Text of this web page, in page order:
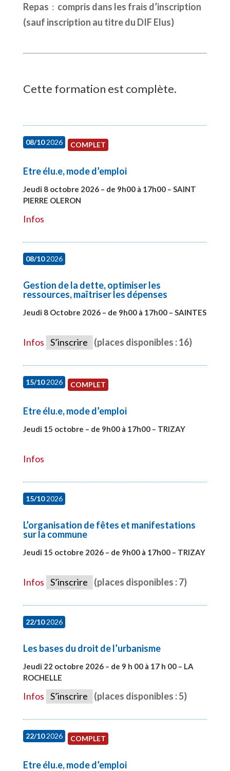
Repas : compris dans les frais d’inscription
(sauf inscription au titre du DIF Elus)
Cette formation est complète.
08/102026 COMPLET
Etre élu.e, mode d’emploi
Jeudi 8 octobre 2026 – de 9h00 à 17h00 – SAINT
PIERRE OLERON
Infos
08/102026
Gestion de la dette, optimiser les
ressources, maîtriser les dépenses
Jeudi 8 Octobre 2026 – de 9h00 à 17h00 – SAINTES
Infos S’inscrire (places disponibles : 16)
15/102026 COMPLET
Etre élu.e, mode d’emploi
Jeudi 15 octobre – de 9h00 à 17h00 – TRIZAY
Infos
15/102026
L’organisation de fêtes et manifestations
sur la commune
Jeudi 15 octobre 2026 – de 9h00 à 17h00 – TRIZAY
Infos S’inscrire (places disponibles : 7)
22/102026
Les bases du droit de l’urbanisme
Jeudi 22 octobre 2026 – de 9 h 00 à 17 h 00 – LA
ROCHELLE
Infos S’inscrire (places disponibles : 5)
22/102026 COMPLET
Etre élu.e, mode d’emploi